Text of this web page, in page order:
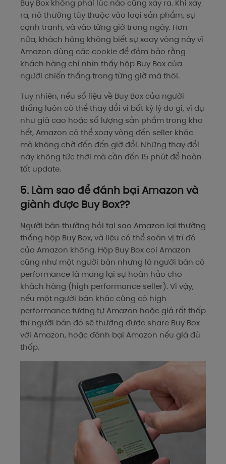
Buy Box không phải lúc nào cũng xảy ra. Khi xảy
ra, nó thường tùy thuộc vào loại sản phẩm, sự
cạnh tranh, và vào từng giờ trong ngày. Hơn
nữa, khách hàng không biết sự xoay vòng này vì
Amazon dùng các cookie để đảm bảo rằng
khách hàng chỉ nhìn thấy hộp Buy Box của
người chiến thắng trong từng giờ mà thôi.
Tuy nhiên, nếu số liệu về Buy Box của người
thắng luôn có thể thay đổi vì bất kỳ lý do gì, ví dụ
như giá cao hoặc số lượng sản phẩm trong kho
hết, Amazon có thể xoay vòng đến seller khác
mà không chờ đến đến giờ đổi. Những thay đổi
này không tức thời mà cần đến 15 phút để hoàn
tất update.
5. Làm sao để đánh bại Amazon và
giành được Buy Box??
Người bán thường hỏi tại sao Amazon lại thường
thắng hộp Buy Box, và liệu có thể soán vị trí đó
của Amazon không. Hộp Buy Box coi Amazon
cũng như một người bán nhưng là người bán có
performance là mang lại sự hoàn hảo cho
khách hàng (high performance seller). Vì vậy,
nếu một người bán khác cũng có high
performance tương tự Amazon hoặc giá rất thấp
thì người bán đó sẽ thường được share Buy Box
với Amazon, hoặc đánh bại Amazon nếu giá đủ
thấp.